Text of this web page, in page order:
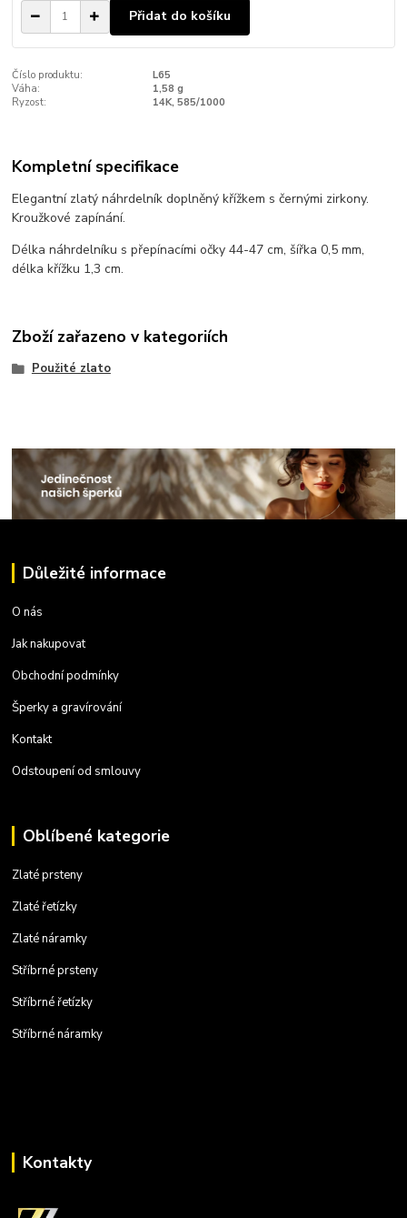
Přidat do košíku
Číslo produktu:
L65
Váha:
1,58 g
Ryzost:
14K, 585/1000
Kompletní specifikace
Elegantní zlatý náhrdelník doplněný křížkem s černými zirkony.
Kroužkové zapínání.
Délka náhrdelníku s přepínacími očky 44-47 cm, šířka 0,5 mm,
délka křížku 1,3 cm.
Zboží zařazeno v kategoriích
Použité zlato
Důležité informace
O nás
Jak nakupovat
Obchodní podmínky
Šperky a gravírování
Kontakt
Odstoupení od smlouvy
Oblíbené kategorie
Zlaté prsteny
Zlaté řetízky
Zlaté náramky
Stříbrné prsteny
Stříbrné řetízky
Stříbrné náramky
Kontakty